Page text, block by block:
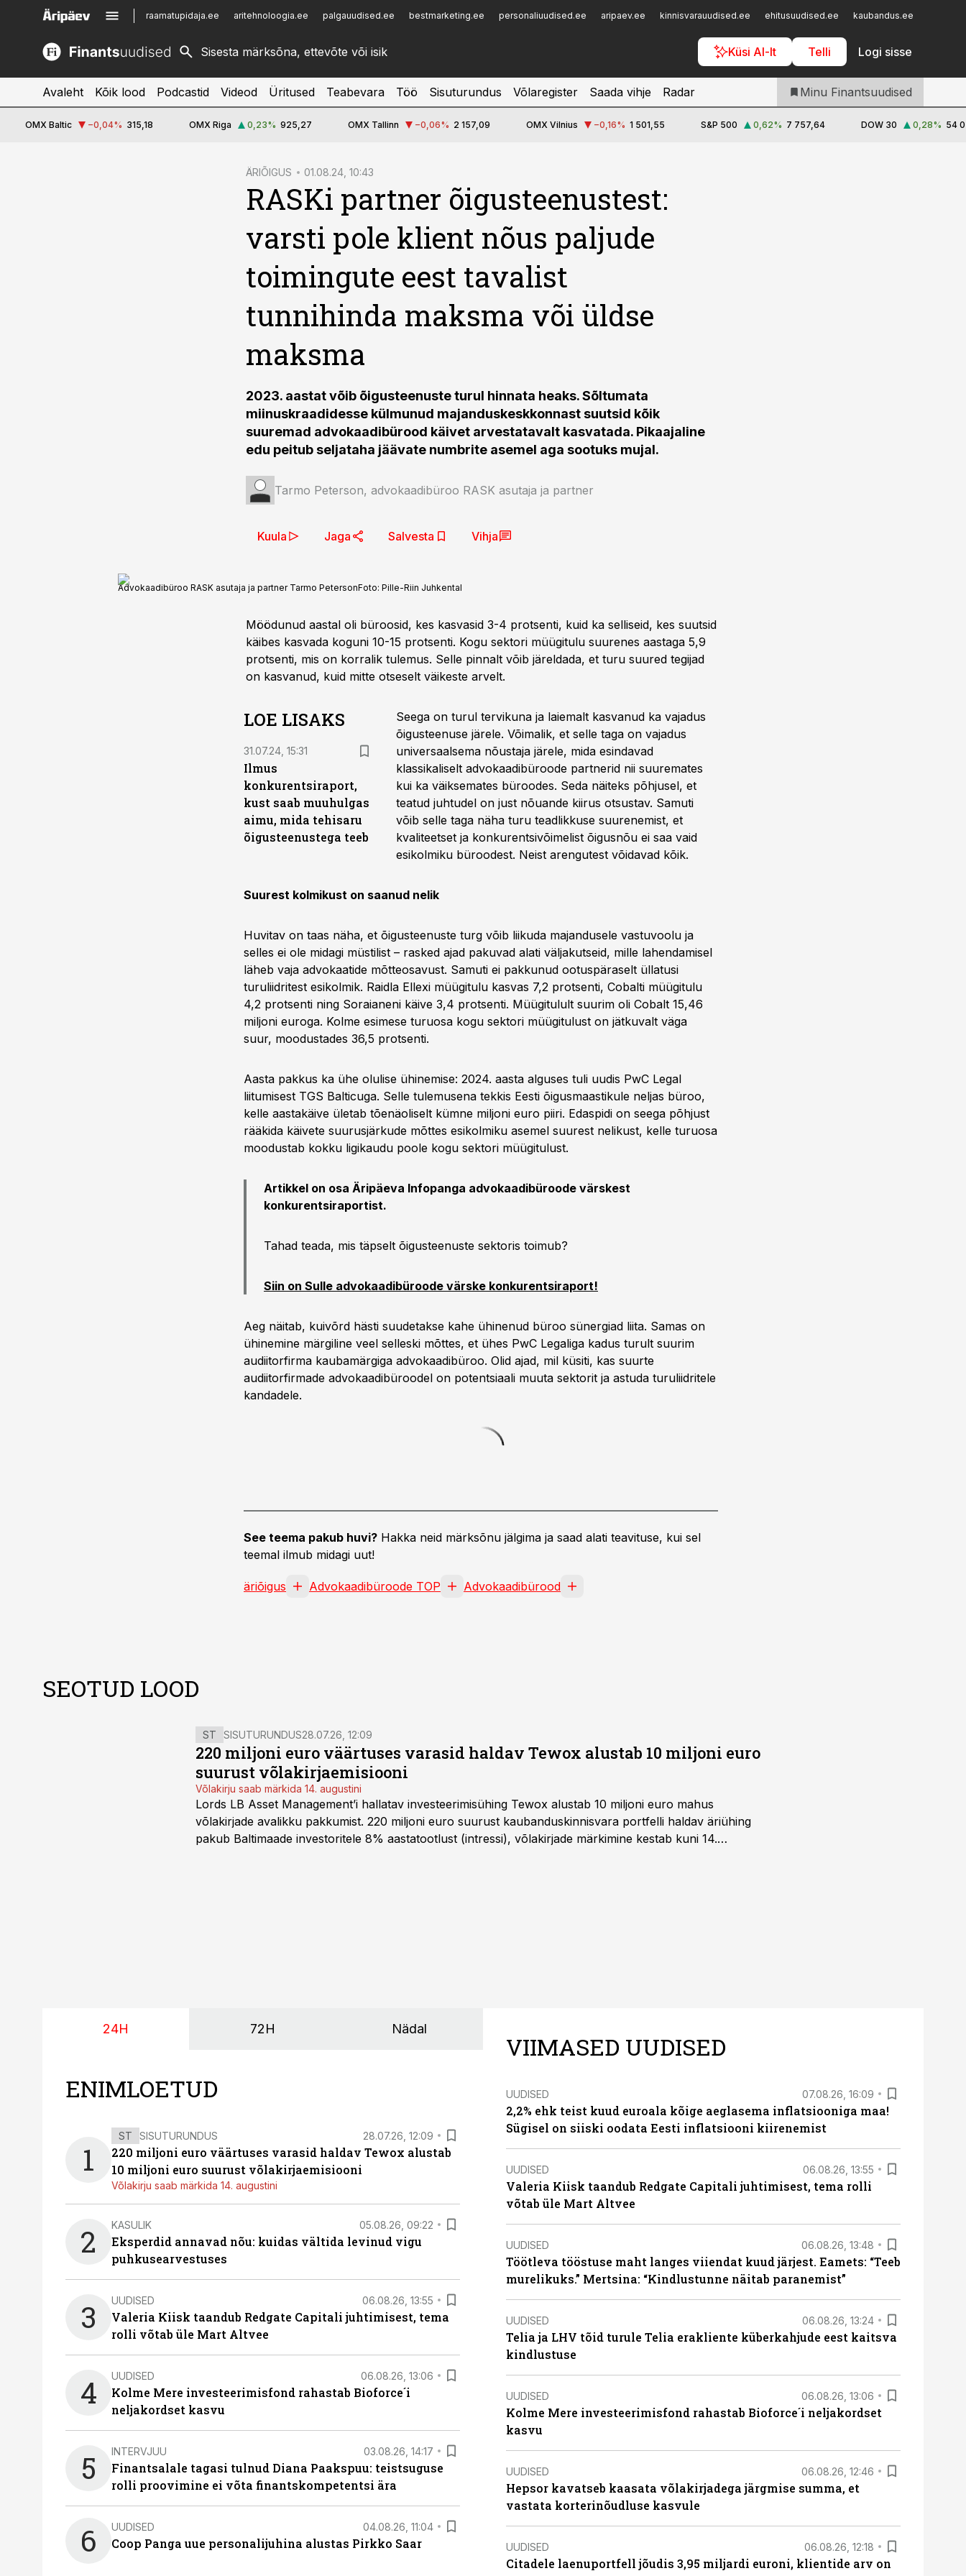
raamatupidaja.ee aritehnoloogia.ee palgauudised.ee bestmarketing.ee personaliuudised.ee aripaev.ee kinnisvarauudised.ee ehitusuudised.ee kaubandus.ee
Küsi AI-lt Telli Logi sisse
kinnisvarauudised.ee
logistikauudised.ee
imelineajalugu.ee
Infopank
Iseteenindus
Telli Finantsuudised
Avaleht Kõik lood Podcastid Videod Üritused Teabevara Töö Sisuturundus Võlaregister Saada vihje Radar Minu Finantsuudised
OMX Baltic −0,04% 315,18 OMX Riga 0,23% 925,27 OMX Tallinn −0,06% 2 157,09 OMX Vilnius −0,16% 1 501,55 S&P 500 0,62% 7 757,64 DOW 30 0,28% 54
ÄRIÕIGUS 01.08.24, 10:43
RASKi partner õigusteenustest:
varsti pole klient nõus paljude
toimingute eest tavalist
tunnihinda maksma või üldse
maksma
2023. aastat võib õigusteenuste turul hinnata heaks. Sõltumata
miinuskraadidesse külmunud majanduskeskkonnast suutsid kõik
suuremad advokaadibürood käivet arvestatavalt kasvatada. Pikaajaline
edu peitub seljataha jäävate numbrite asemel aga sootuks mujal.
Tarmo Peterson, advokaadibüroo RASK asutaja ja partner
Kuula Jaga Salvesta Vihja
Advokaadibüroo RASK asutaja ja partner Tarmo PetersonFoto: Pille-Riin Juhkental
Möödunud aastal oli büroosid, kes kasvasid 3-4 protsenti, kuid ka selliseid, kes suutsid
käibes kasvada koguni 10-15 protsenti. Kogu sektori müügitulu suurenes aastaga 5,9
protsenti, mis on korralik tulemus. Selle pinnalt võib järeldada, et turu suured tegijad
on kasvanud, kuid mitte otseselt väikeste arvelt.
LOE LISAKS
31.07.24, 15:31
Ilmus
konkurentsiraport,
kust saab muuhulgas
aimu, mida tehisaru
õigusteenustega teeb
Seega on turul tervikuna ja laiemalt kasvanud ka vajadus
õigusteenuse järele. Võimalik, et selle taga on vajadus
universaalsema nõustaja järele, mida esindavad
klassikaliselt advokaadibüroode partnerid nii suuremates
kui ka väiksemates büroodes. Seda näiteks põhjusel, et
teatud juhtudel on just nõuande kiirus otsustav. Samuti
võib selle taga näha turu teadlikkuse suurenemist, et
kvaliteetset ja konkurentsivõimelist õigusnõu ei saa vaid
esikolmiku büroodest. Neist arengutest võidavad kõik.
Suurest kolmikust on saanud nelik
Huvitav on taas näha, et õigusteenuste turg võib liikuda majandusele vastuvoolu ja
selles ei ole midagi müstilist – rasked ajad pakuvad alati väljakutseid, mille lahendamisel
läheb vaja advokaatide mõtteosavust. Samuti ei pakkunud ootuspäraselt üllatusi
turuliidritest esikolmik. Raidla Ellexi müügitulu kasvas 7,2 protsenti, Cobalti müügitulu
4,2 protsenti ning Soraianeni käive 3,4 protsenti. Müügitulult suurim oli Cobalt 15,46
miljoni euroga. Kolme esimese turuosa kogu sektori müügitulust on jätkuvalt väga
suur, moodustades 36,5 protsenti.
Aasta pakkus ka ühe olulise ühinemise: 2024. aasta alguses tuli uudis PwC Legal
liitumisest TGS Balticuga. Selle tulemusena tekkis Eesti õigusmaastikule neljas büroo,
kelle aastakäive ületab tõenäoliselt kümne miljoni euro piiri. Edaspidi on seega põhjust
rääkida käivete suurusjärkude mõttes esikolmiku asemel suurest nelikust, kelle turuosa
moodustab kokku ligikaudu poole kogu sektori müügitulust.
Artikkel on osa Äripäeva Infopanga advokaadibüroode värskest
konkurentsiraportist.
Tahad teada, mis täpselt õigusteenuste sektoris toimub?
Siin on Sulle advokaadibüroode värske konkurentsiraport!
Aeg näitab, kuivõrd hästi suudetakse kahe ühinenud büroo sünergiad liita. Samas on
ühinemine märgiline veel selleski mõttes, et ühes PwC Legaliga kadus turult suurim
audiitorfirma kaubamärgiga advokaadibüroo. Olid ajad, mil küsiti, kas suurte
audiitorfirmade advokaadibüroodel on potentsiaali muuta sektorit ja astuda turuliidritele
kandadele.
See teema pakub huvi? Hakka neid märksõnu jälgima ja saad alati teavituse, kui sel
teemal ilmub midagi uut!
äriõigus Advokaadibüroode TOP Advokaadibürood
SEOTUD LOOD
ST SISUTURUNDUS28.07.26, 12:09
220 miljoni euro väärtuses varasid haldav Tewox alustab 10 miljoni euro
suurust võlakirjaemisiooni
Võlakirju saab märkida 14. augustini
Lords LB Asset Management’i hallatav investeerimisühing Tewox alustab 10 miljoni euro mahus
võlakirjade avalikku pakkumist. 220 miljoni euro suurust kaubanduskinnisvara portfelli haldav äriühing
pakub Baltimaade investoritele 8% aastatootlust (intressi), võlakirjade märkimine kestab kuni 14.
24H 72H Nädal
ENIMLOETUD
1
ST SISUTURUNDUS 28.07.26, 12:09
220 miljoni euro väärtuses varasid haldav Tewox alustab
10 miljoni euro suurust võlakirjaemisiooni
Võlakirju saab märkida 14. augustini
2 KASULIK 05.08.26, 09:22
Eksperdid annavad nõu: kuidas vältida levinud vigu
puhkusearvestuses
3 UUDISED 06.08.26, 13:55
Valeria Kiisk taandub Redgate Capitali juhtimisest, tema
rolli võtab üle Mart Altvee
4 UUDISED 06.08.26, 13:06
Kolme Mere investeerimisfond rahastab Bioforce´i
neljakordset kasvu
5 INTERVJUU 03.08.26, 14:17
Finantsalale tagasi tulnud Diana Paakspuu: teistsuguse
rolli proovimine ei võta finantskompetentsi ära
6 UUDISED 04.08.26, 11:04
Coop Panga uue personalijuhina alustas Pirkko Saar
VIIMASED UUDISED
UUDISED 07.08.26, 16:09
2,2% ehk teist kuud euroala kõige aeglasema inflatsiooniga maa!
Sügisel on siiski oodata Eesti inflatsiooni kiirenemist
UUDISED 06.08.26, 13:55
Valeria Kiisk taandub Redgate Capitali juhtimisest, tema rolli
võtab üle Mart Altvee
UUDISED 06.08.26, 13:48
Töötleva tööstuse maht langes viiendat kuud järjest. Eamets: “Teeb
murelikuks.” Mertsina: “Kindlustunne näitab paranemist”
UUDISED 06.08.26, 13:24
Telia ja LHV tõid turule Telia erakliente küberkahjude eest kaitsva
kindlustuse
UUDISED 06.08.26, 13:06
Kolme Mere investeerimisfond rahastab Bioforce´i neljakordset
kasvu
UUDISED 06.08.26, 12:46
Hepsor kavatseb kaasata võlakirjadega järgmise summa, et
vastata korterinõudluse kasvule
UUDISED 06.08.26, 12:18
Citadele laenuportfell jõudis 3,95 miljardi euroni, klientide arv on